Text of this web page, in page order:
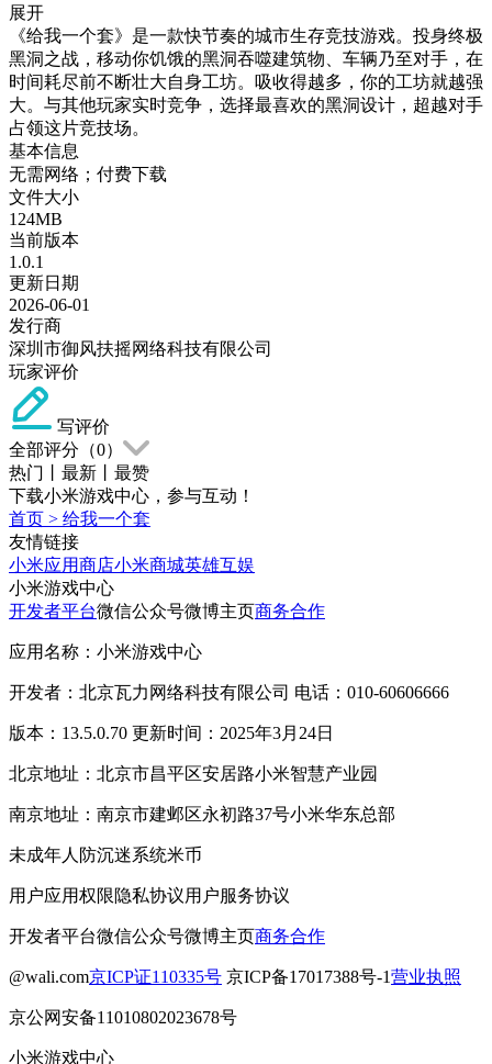
展开
《给我一个套》是一款快节奏的城市生存竞技游戏。投身终极
黑洞之战，移动你饥饿的黑洞吞噬建筑物、车辆乃至对手，在
时间耗尽前不断壮大自身工坊。吸收得越多，你的工坊就越强
大。与其他玩家实时竞争，选择最喜欢的黑洞设计，超越对手
占领这片竞技场。
基本信息
无需网络；付费下载
文件大小
124MB
当前版本
1.0.1
更新日期
2026-06-01
发行商
深圳市御风扶摇网络科技有限公司
玩家评价
写评价
全部评分（0）
热门
最新
最赞
下载小米游戏中心，参与互动！
首页 > 给我一个套
友情链接
小米应用商店小米商城英雄互娱
小米游戏中心
开发者平台微信公众号微博主页商务合作
应用名称：小米游戏中心
开发者：北京瓦力网络科技有限公司 电话：010-60606666
版本：13.5.0.70 更新时间：2025年3月24日
北京地址：北京市昌平区安居路小米智慧产业园
南京地址：南京市建邺区永初路37号小米华东总部
未成年人防沉迷系统米币
用户应用权限隐私协议用户服务协议
开发者平台微信公众号微博主页商务合作
@wali.com京ICP证110335号 京ICP备17017388号-1营业执照
京公网安备11010802023678号
小米游戏中心